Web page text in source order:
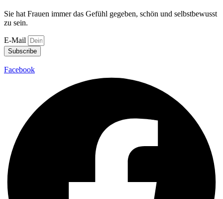
Sie hat Frauen immer das Gefühl gegeben, schön und selbstbewusst
zu sein.
E-Mail
Subscribe
Facebook